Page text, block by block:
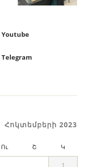
Youtube
Telegram
Հոկտեմբերի 2023
Ու Շ Կ